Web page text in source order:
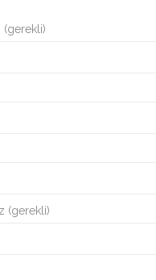
(gerekli)
(gerekli)